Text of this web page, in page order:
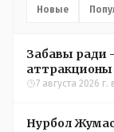
Новые
Забавы ради
аттракционы
окупятся?
7 августа 2026 г.
Нурбол